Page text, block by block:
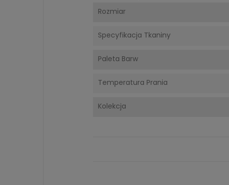
Rozmiar
Specyfikacja Tkaniny
Paleta Barw
Temperatura Prania
Kolekcja